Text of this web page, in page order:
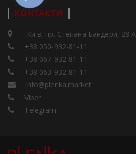
КОНТАКТИ
Київ, пр. Степана Бандери, 28 А
+38 050-932-81-11
+38 067-932-81-11
+38 063-932-81-11
info@plenka.market
Viber
Telegram